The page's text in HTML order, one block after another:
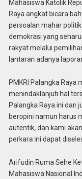
Mahasiswa Katolik
Raya angkat bicara
persoalan mahar
demokrasi yang
rakyat melalui
lantaran adanya
PMKRI Palangka Raya
menindaklanjuti hal
Palangka Raya ini dan
beropini namun harus
autentik, dan kami
perkara ini dapat
Arifudin Ruma Sehe
Mahasiswa Nasional